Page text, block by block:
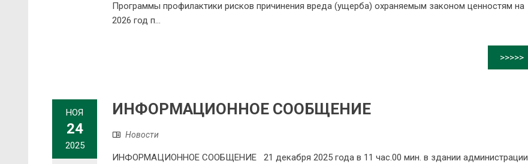
Программы профилактики рисков причинения вреда (ущерба) охраняемым законом ценностям на
2026 год п...
>>>>>
НОЯ
24
2025
ИНФОРМАЦИОННОЕ СООБЩЕНИЕ
Новости
ИНФОРМАЦИОННОЕ СООБЩЕНИЕ 21 декабря 2025 года в 11 час.00 мин. в здании администрации